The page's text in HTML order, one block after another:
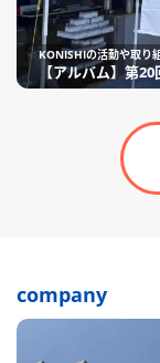
KONISHIの活動や取り
【アルバム】第
company